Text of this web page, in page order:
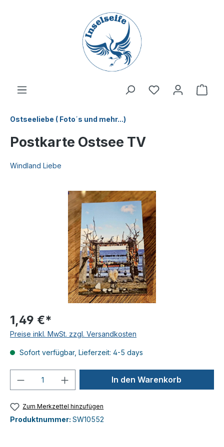
Ostseeliebe ( Foto´s und mehr...)
Postkarte Ostsee TV
Windland Liebe
1,49 €*
Preise inkl. MwSt. zzgl. Versandkosten
Sofort verfügbar, Lieferzeit: 4-5 days
Produkt Anzahl: Gib denIn den Warenkorb
Zum Merkzettel hinzufügen
Produktnummer: SW10552